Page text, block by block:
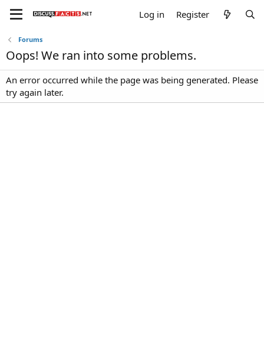
Log in Register
Forums
Oops! We ran into some problems.
An error occurred while the page was being generated. Please
try again later.